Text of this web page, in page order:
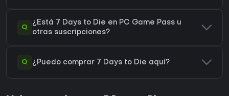
Q
¿Está 7 Days to Die en PC Game Pass u
otras suscripciones?
Q ¿Puedo comprar 7 Days to Die aquí?